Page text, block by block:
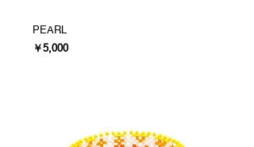
PEARL
価格
￥5,000